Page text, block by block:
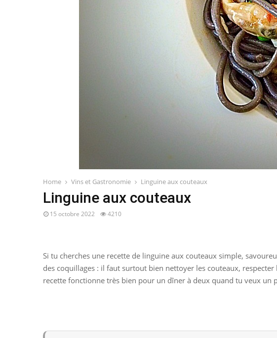
Home Vins et Gastronomie Linguine aux couteaux
Linguine aux couteaux
15 octobre 2022 4210
Si tu cherches une recette de linguine aux couteaux simple,
des coquillages : il faut surtout bien nettoyer les couteaux,
recette fonctionne très bien pour un dîner à deux quand tu veux un